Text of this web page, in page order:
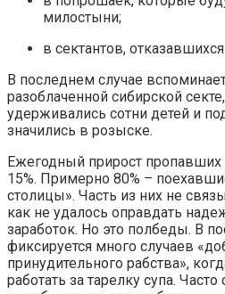
милостыни;
в сектантов,
В последнем случае
разоблаченной сибирской
удерживались сотни детей и
значились в розыске.
Ежегодный прирост пропавших
15%. Примерно 80% –
столицы». Часть из них не
как не удалось оправдать
заработок. Но это полбеды. В
фиксируется много случаев
принудительного рабства»,
работать за тарелку супа. Часто